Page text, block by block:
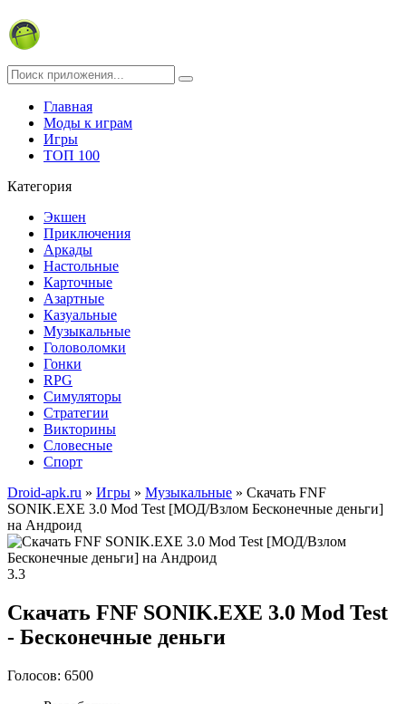
Главная
Моды к играм
Игры
ТОП 100
Категория
Экшен
Приключения
Аркады
Настольные
Карточные
Азартные
Казуальные
Музыкальные
Головоломки
Гонки
RPG
Симуляторы
Стратегии
Викторины
Словесные
Спорт
Droid-apk.ru » Игры » Музыкальные » Скачать FNF
SONIK.EXE 3.0 Mod Test [МОД/Взлом Бесконечные деньги]
на Андроид
3.3
Скачать FNF SONIK.EXE 3.0 Mod Test
- Бесконечные деньги
Голосов: 6500